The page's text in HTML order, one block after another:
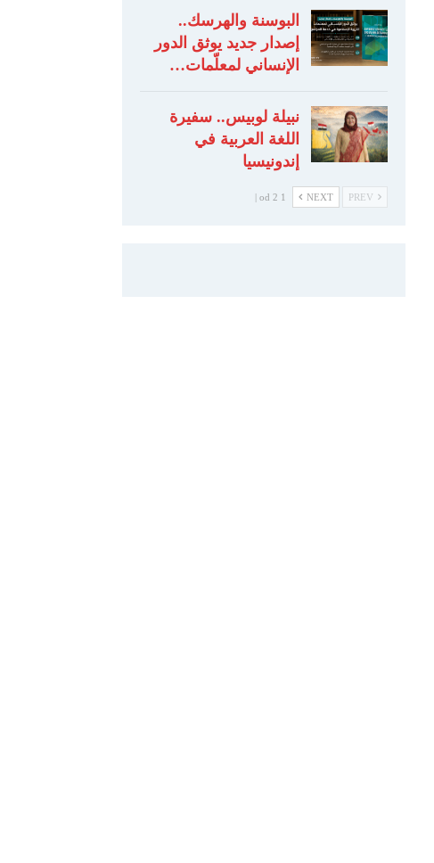
البوسنة والهرسك..
إصدار جديد يوثق الدور
الإنساني لمعلّمات…
نبيلة لوبيس.. سفيرة
اللغة العربية في
إندونيسيا
NEXT
1 od 2 |